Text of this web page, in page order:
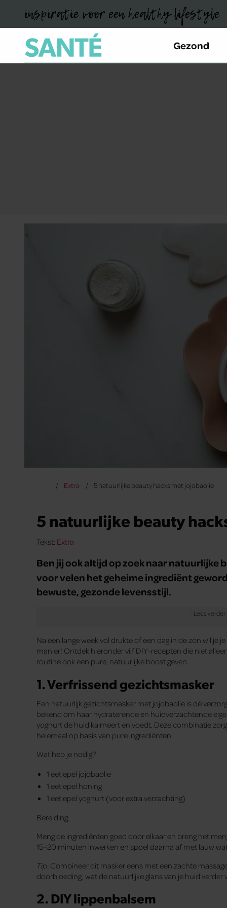
inspiratie voor een healthy lifestyle
Gezond
Extra 5 natuurlijke beauty hacks met jojobaolie
5 natuurlijke beauty
Tekst: Extra
Ben jij ook altijd op zoek naar natuurlijke
voor velen het geheime ingrediënt
bewuste, gezonde levensstijl.
Na een lange week vol drukte of een dag in de zon wil je
manier! Ontdek hieronder vijf DIY-recepten die niet
routine ook een pure, natuurlijke boost geven.
1. Verfrissend gezichtsmasker
Een natuurlijk gezichtsmasker met jojobaolie is dé
bekend om haar hydraterende en huidverzachtende
yoghurt de huid kalmeert en voedt. Deze combinatie
helemaal op basis van pure ingrediënten.
Wat heb je nodig?
1 eetlepel jojobaolie
1 eetlepel honing
1 eetlepel yoghurt (voor extra verzachting)
Bereiding:
Meng de ingrediënten goed door elkaar en breng het
15–20 minuten inwerken en spoel daarna af met lauw
Tip: Combineer dit masker eens met een zachte
doorbloeding, wat de natuurlijke glans van je huid verder
2. DIY lippenbalsem